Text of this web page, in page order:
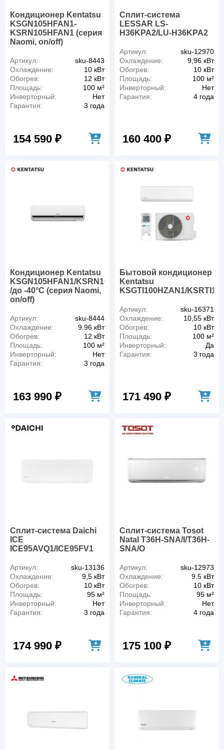
Кондиционер Kentatsu
KSGN105HFAN1-
KSRN105HFAN1 (серия
Naomi, on/off)
Артикул:
sku-8443
Охлаждение:
10 кВт
Обогрев:
12 кВт
Площадь:
100 м²
Инверторный:
Нет
Гарантия:
3 года
154 590 ₽
Сплит-система
LESSAR LS-
H36KPA2/LU-H36KPA2
Артикул:
sku-12970
Охлаждение:
9,96 кВт
Обогрев:
10 кВт
Площадь:
100 м²
Инверторный:
Нет
Гарантия:
4 года
160 400 ₽
Кондиционер Kentatsu
KSGN105HFAN1/KSRN105HFAN1
/до -40°C (серия Naomi,
on/off)
Артикул:
sku-8444
Охлаждение:
9.96 кВт
Обогрев:
12 кВт
Площадь:
100 м²
Инверторный:
Нет
Гарантия:
3 года
163 990 ₽
Бытовой кондиционер
Kentatsu
KSGTI100HZAN1/
Артикул:
sku-16371
Охлаждение:
10,55 кВт
Обогрев:
10 кВт
Площадь:
100 м²
Инверторный:
Да
Гарантия:
3 года
171 490 ₽
Сплит-система Daichi
ICE
ICE95AVQ1/ICE95FV1
Артикул:
sku-13136
Охлаждение:
9,5 кВт
Обогрев:
10 кВт
Площадь:
95 м²
Инверторный:
Нет
Гарантия:
3 года
174 990 ₽
Сплит-система Tosot
Natal T36H-SNA/I/T36H-
SNA/O
Артикул:
sku-12973
Охлаждение:
9.5 кВт
Обогрев:
10 кВт
Площадь:
95 м²
Инверторный:
Нет
Гарантия:
4 года
175 100 ₽